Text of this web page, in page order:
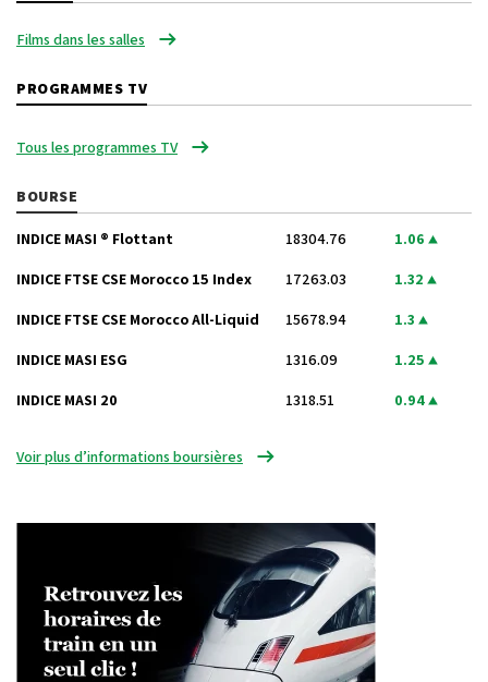
Films dans les salles
PROGRAMMES TV
Tous les programmes TV
BOURSE
INDICE MASI ® Flottant 18304.76 1.06
INDICE FTSE CSE Morocco 15 Index 17263.03 1.32
INDICE FTSE CSE Morocco All-Liquid 15678.94 1.3
INDICE MASI ESG 1316.09 1.25
INDICE MASI 20 1318.51 0.94
Voir plus d’informations boursières